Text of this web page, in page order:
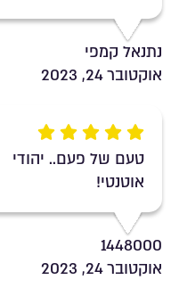
נתנאל קמפי
אוקטובר 24, 2023
Rating 5 out of 5
טעם של פעם.. יהודי
אוטנטי!
1448000
אוקטובר 24, 2023